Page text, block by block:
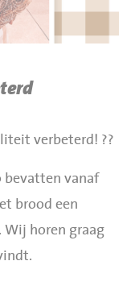
verbeterd! ??
bevatten vanaf
brood een
Wij horen graag